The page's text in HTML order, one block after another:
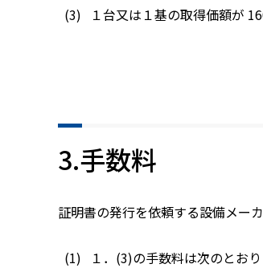
１台又は１基の取得価額が
3.手数料
証明書の発行を依頼する設備メー
１．(3)の手数料は次のとおり